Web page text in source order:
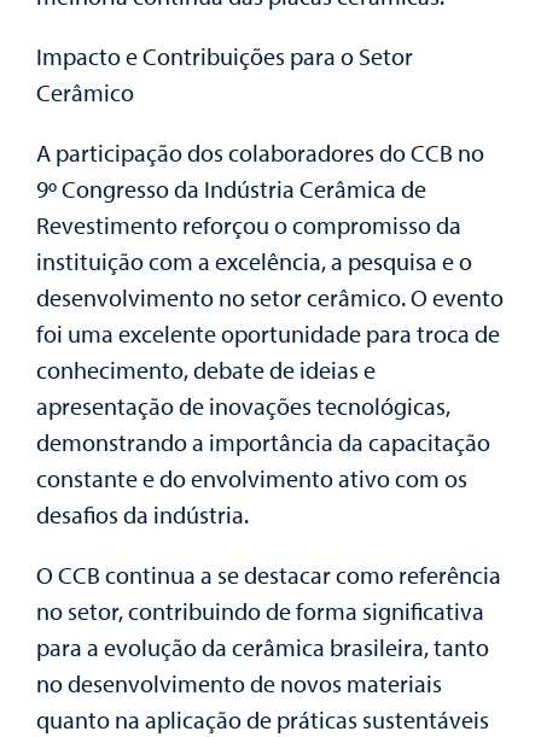
Impacto e Contribuições para o Setor
Cerâmico
A participação dos colaboradores do CCB no
9º Congresso da Indústria Cerâmica de
Revestimento reforçou o compromisso da
instituição com a excelência, a pesquisa e o
desenvolvimento no setor cerâmico. O evento
foi uma excelente oportunidade para troca de
conhecimento, debate de ideias e
apresentação de inovações tecnológicas,
demonstrando a importância da capacitação
constante e do envolvimento ativo com os
desafios da indústria.
O CCB continua a se destacar como referência
no setor, contribuindo de forma significativa
para a evolução da cerâmica brasileira, tanto
no desenvolvimento de novos materiais
quanto na aplicação de práticas sustentáveis